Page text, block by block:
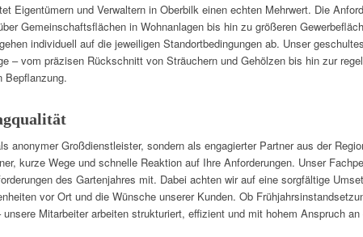
Eigentümern und Verwaltern in Oberbilk einen echten Mehrwert. Die
Gemeinschaftsflächen in Wohnanlagen bis hin zu größeren
individuell auf die jeweiligen Standortbedingungen ab. Unser
– vom präzisen Rückschnitt von Sträuchern und Gehölzen bis hin zur
Bepflanzung.
anonymer Großdienstleister, sondern als engagierter Partner aus der
kurze Wege und schnelle Reaktion auf Ihre Anforderungen. Unser
des Gartenjahres mit. Dabei achten wir auf eine sorgfältige
vor Ort und die Wünsche unserer Kunden. Ob
Mitarbeiter arbeiten strukturiert, effizient und mit hohem Anspruch